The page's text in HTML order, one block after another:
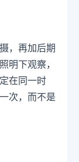
，再加后期
明下观察，
在同一时
次，而不是